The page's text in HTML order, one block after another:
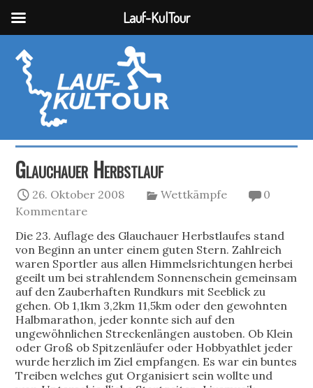
Glauchauer Herbstlauf
26. Oktober 2008 Wettkämpfe
0
Kommentare
Die 23. Auflage des Glauchauer Herbstlaufes stand
von Beginn an unter einem guten Stern. Zahlreich
waren Sportler aus allen Himmelsrichtungen herbei
geeilt um bei strahlendem Sonnenschein gemeinsam
auf den Zauberhaften Rundkurs mit Seeblick zu
gehen. Ob 1,1km 3,2km 11,5km oder den gewohnten
Halbmarathon, jeder konnte sich auf den
ungewöhnlichen Streckenlängen austoben. Ob Klein
oder Groß ob Spitzenläufer oder Hobbyathlet jeder
wurde herzlich im Ziel empfangen. Es war ein buntes
Treiben welches gut Organisiert sein wollte und
Lauf-KulTour